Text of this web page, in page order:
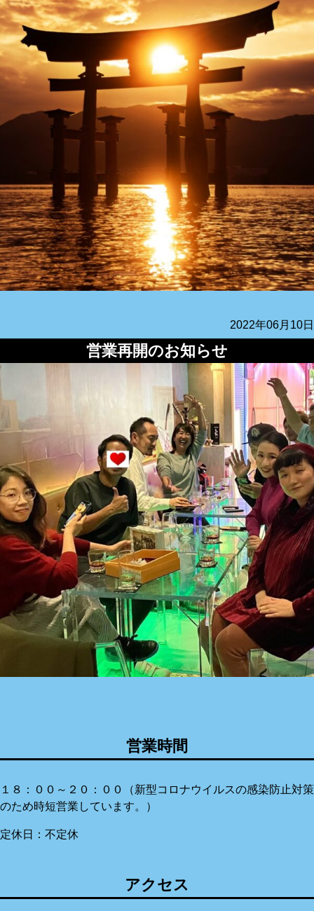
2022年06月10日
営業再開のお知らせ
営業時間
１８：００～２０：００（新型コロナウイルスの感染防止対策
のため時短営業しています。）
定休日：不定休
アクセス